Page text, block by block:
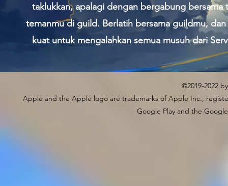
taklukkan, apalagi dengan bergabung bersama
temanmu di guild. Berlatih bersama guildmu,
kuat untuk mengalahkan semua musuh dari
©2019-2022
Apple and the Apple logo are trademarks of Apple Inc.,
Google Play and the